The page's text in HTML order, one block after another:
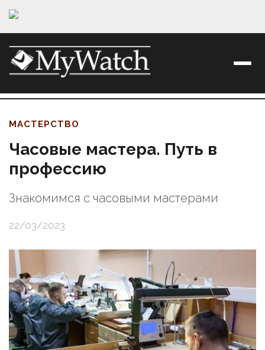
МАСТЕРСТВО
Часовые мастера. Путь в
профессию
Знакомимся с часовыми мастерами
22/03/2023